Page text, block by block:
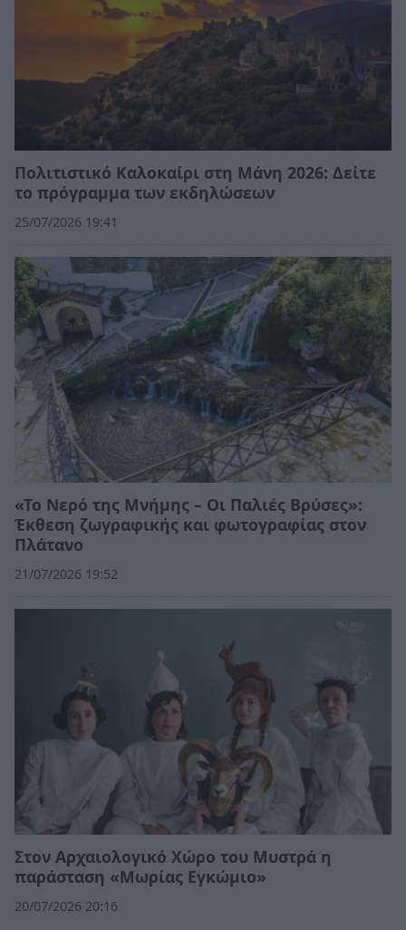
Πολιτιστικό Καλοκαίρι στη Μάνη 2026: Δείτε
το πρόγραμμα των εκδηλώσεων
25/07/2026 19:41
«Το Νερό της Μνήμης – Οι Παλιές Βρύσες»:
Έκθεση ζωγραφικής και φωτογραφίας στον
Πλάτανο
21/07/2026 19:52
Στον Αρχαιολογικό Χώρο του Μυστρά η
παράσταση «Μωρίας Εγκώμιο»
20/07/2026 20:16